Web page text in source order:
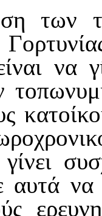
των
να
αυτά